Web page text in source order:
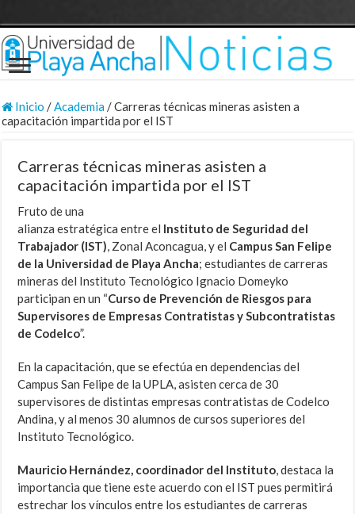
Inicio /Academia/Carreras técnicas mineras asisten a
capacitación impartida por el IST
Carreras técnicas mineras asisten a
capacitación impartida por el IST
Fruto de una
alianza estratégica entre el Instituto de Seguridad del
Trabajador (IST), Zonal Aconcagua, y el Campus San Felipe
de la Universidad de Playa Ancha; estudiantes de carreras
mineras del Instituto Tecnológico Ignacio Domeyko
participan en un “Curso de Prevención de Riesgos para
Supervisores de Empresas Contratistas y Subcontratistas
de Codelco”.
En la capacitación, que se efectúa en dependencias del
Campus San Felipe de la UPLA, asisten cerca de 30
supervisores de distintas empresas contratistas de Codelco
Andina, y al menos 30 alumnos de cursos superiores del
Instituto Tecnológico.
Mauricio Hernández, coordinador del Instituto, destaca la
importancia que tiene este acuerdo con el IST pues permitirá
estrechar los vínculos entre los estudiantes de carreras